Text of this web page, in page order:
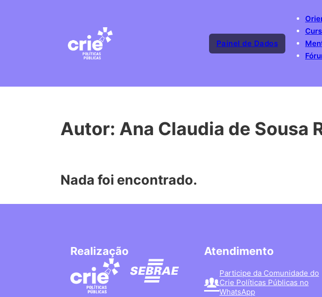
Painel de Dados
Autor: Ana Claudia de Sousa
Nada foi encontrado.
Realização Atendimento
Participe da Comunidade do
Crie Políticas Públicas no
WhatsApp